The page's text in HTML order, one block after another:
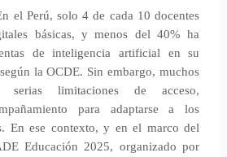
el Perú, solo 4 de cada 10 docentes
básicas, y menos del 40% ha
de inteligencia artificial en su
la OCDE. Sin embargo, muchos
serias limitaciones de acceso,
para adaptarse a los
En ese contexto, y en el marco del
Educación 2025, organizado por